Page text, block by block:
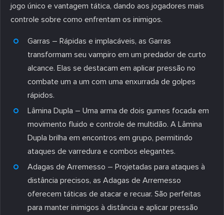
jogo único e vantagem tática, dando aos jogadores mais
controle sobre como enfrentam os inimigos.
Garras – Rápidas e implacáveis, as Garras
transformam seu vampiro em um predador de curto
alcance. Elas se destacam em aplicar pressão no
combate um a um com uma enxurrada de golpes
rápidos.
Lâmina Dupla – Uma arma de dois gumes focada em
movimento fluido e controle de multidão. A Lâmina
Dupla brilha em encontros em grupo, permitindo
ataques de varredura e combos elegantes.
Adagas de Arremesso – Projetadas para ataques à
distância precisos, as Adagas de Arremesso
oferecem táticas de atacar e recuar. São perfeitas
para manter inimigos à distância e aplicar pressão